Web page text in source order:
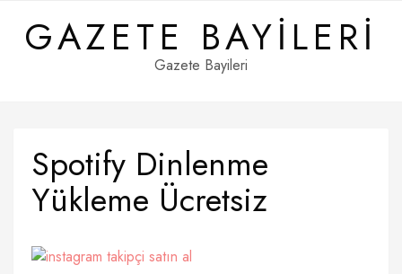
contentGAZETE BAYILERI
Gazete Bayileri
Spotify Dinlenme
Yükleme Ücretsiz